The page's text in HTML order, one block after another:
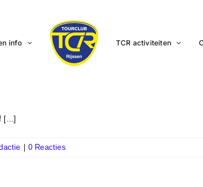
info TCR activiteiten
[...]
0 Reacties